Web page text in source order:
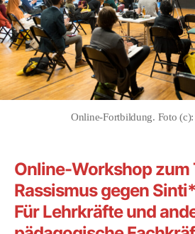
Online-Fortbildung. Foto
Online-Workshop zum
Rassismus gegen
Für Lehrkräfte und